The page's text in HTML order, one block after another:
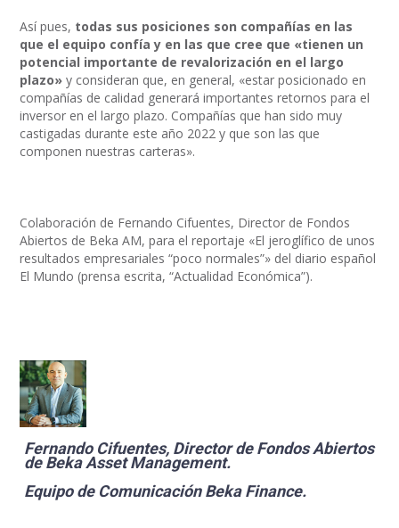
Así pues, todas sus posiciones son compañías en las
que el equipo confía y en las que cree que «tienen un
potencial importante de revalorización en el largo
plazo» y consideran que, en general, «estar posicionado en
compañías de calidad generará importantes retornos para el
inversor en el largo plazo. Compañías que han sido muy
castigadas durante este año 2022 y que son las que
componen nuestras carteras».
Colaboración de Fernando Cifuentes, Director de Fondos
Abiertos de Beka AM, para el reportaje «El jeroglífico de unos
resultados empresariales “poco normales”» del diario español
El Mundo (prensa escrita, “Actualidad Económica”).
Fernando Cifuentes, Director de Fondos Abiertos
deBeka Asset Management.
Equipo de ComunicaciónBeka Finance.